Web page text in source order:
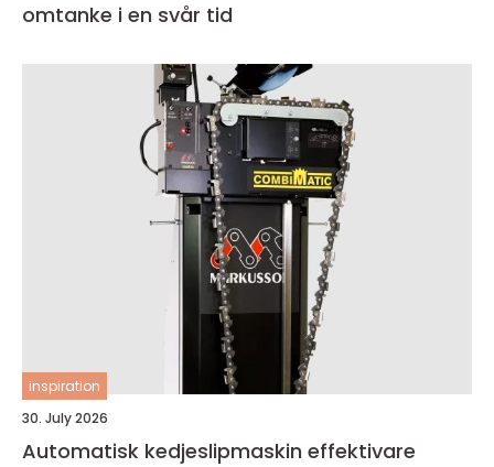
omtanke i en svår tid
inspiration
30. July 2026
Automatisk kedjeslipmaskin effektivare